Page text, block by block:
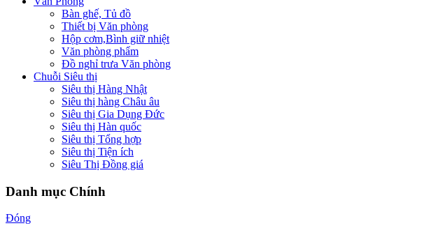
Bàn ghế, Tủ đồ
Thiết bị Văn phòng
Hộp cơm,Bình giữ nhiệt
Văn phòng phẩm
Đồ nghỉ trưa Văn phòng
Chuỗi Siêu thị
Siêu thị Hàng Nhật
Siêu thị hàng Châu âu
Siêu thị Gia Dụng Đức
Siêu thị Hàn quốc
Siêu thị Tổng hợp
Siêu thị Tiện ích
Siêu Thị Đồng giá
Danh mục Chính
Đóng